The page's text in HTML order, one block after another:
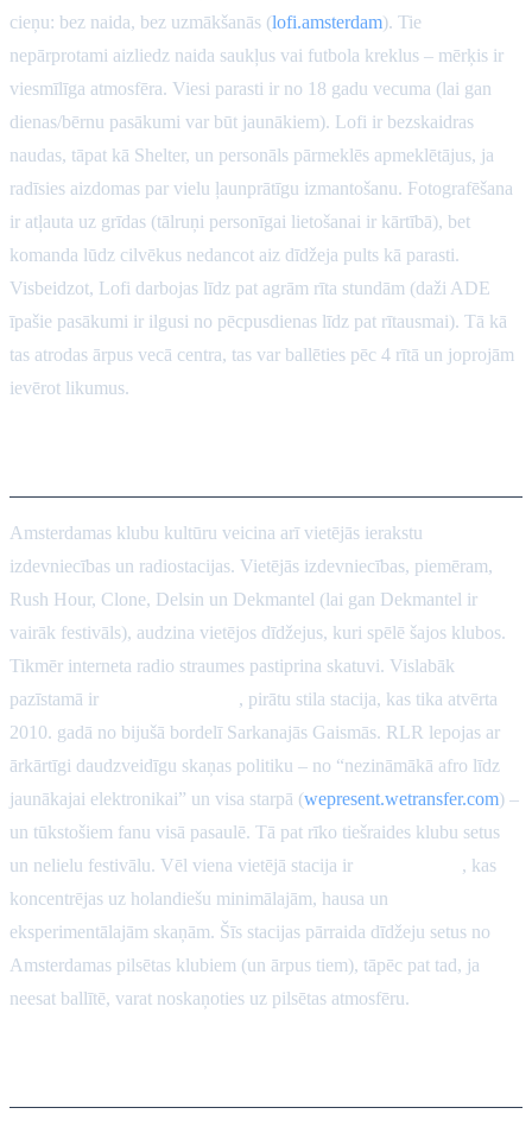
cieņu: bez naida, bez uzmākšanās (lofi.amsterdam). Tie
nepārprotami aizliedz naida saukļus vai futbola kreklus – mērķis ir
viesmīlīga atmosfēra. Viesi parasti ir no 18 gadu vecuma (lai gan
dienas/bērnu pasākumi var būt jaunākiem). Lofi ir bezskaidras
naudas, tāpat kā Shelter, un personāls pārmeklēs apmeklētājus, ja
radīsies aizdomas par vielu ļaunprātīgu izmantošanu. Fotografēšana
ir atļauta uz grīdas (tālruņi personīgai lietošanai ir kārtībā), bet
komanda lūdz cilvēkus nedancot aiz dīdžeja pults kā parasti.
Visbeidzot, Lofi darbojas līdz pat agrām rīta stundām (daži ADE
īpašie pasākumi ir ilgusi no pēcpusdienas līdz pat rītausmai). Tā kā
tas atrodas ārpus vecā centra, tas var ballēties pēc 4 rītā un joprojām
ievērot likumus.
Amsterdamas klubu kultūru veicina arī vietējās ierakstu
izdevniecības un radiostacijas. Vietējās izdevniecības, piemēram,
Rush Hour, Clone, Delsin un Dekmantel (lai gan Dekmantel ir
vairāk festivāls), audzina vietējos dīdžejus, kuri spēlē šajos klubos.
Tikmēr interneta radio straumes pastiprina skatuvi. Vislabāk
pazīstamā ir
, pirātu stila stacija, kas tika atvērta
2010. gadā no bijušā bordelī Sarkanajās Gaismās. RLR lepojas ar
ārkārtīgi daudzveidīgu skaņas politiku – no “nezināmākā afro līdz
jaunākajai elektronikai” un visa starpā (wepresent.wetransfer.com) –
un tūkstošiem fanu visā pasaulē. Tā pat rīko tiešraides klubu setus
un nelielu festivālu. Vēl viena vietējā stacija ir
, kas
koncentrējas uz holandiešu minimālajām, hausa un
eksperimentālajām skaņām. Šīs stacijas pārraida dīdžeju setus no
Amsterdamas pilsētas klubiem (un ārpus tiem), tāpēc pat tad, ja
neesat ballītē, varat noskaņoties uz pilsētas atmosfēru.